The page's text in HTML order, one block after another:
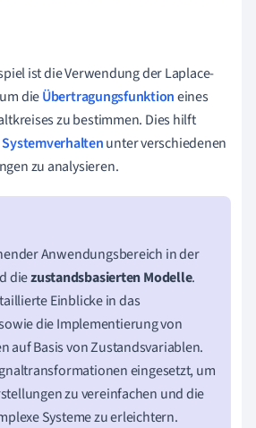
ist die Verwendung der Laplace-
dieÜbertragungsfunktioneines
zu bestimmen. Dies hilft
Systemverhaltenunter verschiedenen
zu analysieren.
Anwendungsbereich in der
diezustandsbasierten Modelle.
Einblicke in das
die Implementierung von
auf Basis von Zustandsvariablen.
eingesetzt, um
zu vereinfachen und die
Systeme zu erleichtern.